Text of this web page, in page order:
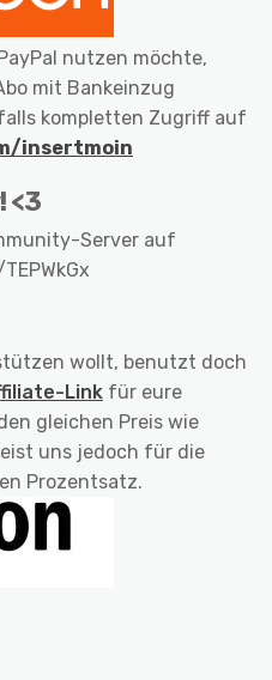
nutzen möchte,
mit Bankeinzug
kompletten Zugriff auf
insertmoin
<3
Server auf
wollt, benutzt doch
Link für eure
gleichen Preis wie
uns jedoch für die
Prozentsatz.